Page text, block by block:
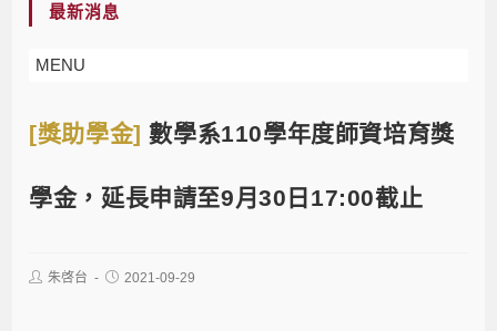
最新消息
MENU
[獎助學金] 數學系110學年度師資培育獎
學金，延長申請至9月30日17:00截止
朱啓台 2021-09-29